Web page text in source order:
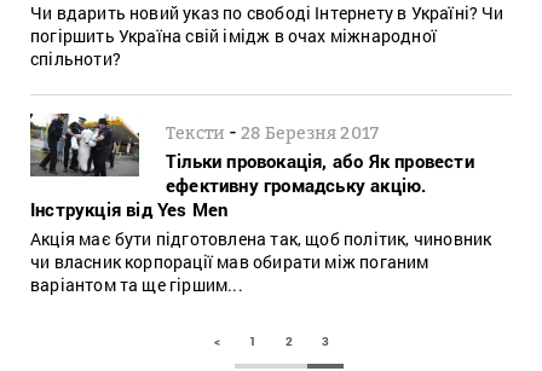
Чи вдарить новий указ по свободі Інтернету в Україні? Чи
погіршить Україна свій імідж в очах міжнародної
спільноти?
Тексти -28 Березня 2017
Тільки провокація, або Як провести
ефективну громадську акцію.
Інструкція від Yes Men
Акція має бути підготовлена так, щоб політик, чиновник
чи власник корпорації мав обирати між поганим
варіантом та ще гіршим...
< 1 2 3